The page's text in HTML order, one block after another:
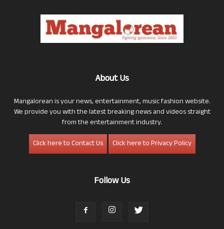
About Us
Mangalorean is your news, entertainment, music fashion website.
We provide you with the latest breaking news and videos straight
from the entertainment industry.
Click here to Contact Us
Click here to Privacy Policy
Follow Us